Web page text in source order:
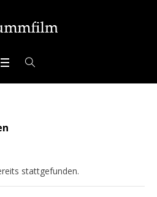
stattgefunden.